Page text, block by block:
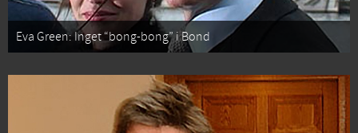
Eva Green: Inget “bong-bong” i Bond